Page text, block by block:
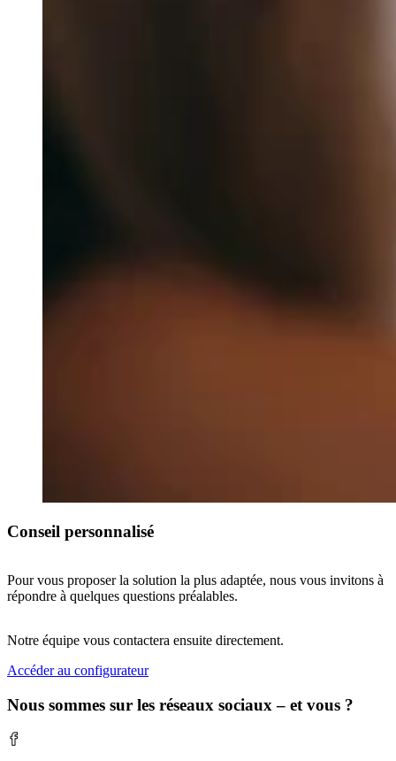
Conseil personnalisé
Pour vous proposer la solution la plus adaptée, nous vous invitons à
répondre à quelques questions préalables.
Notre équipe vous contactera ensuite directement.
Accéder au configurateur
Nous sommes sur les réseaux sociaux – et vous ?